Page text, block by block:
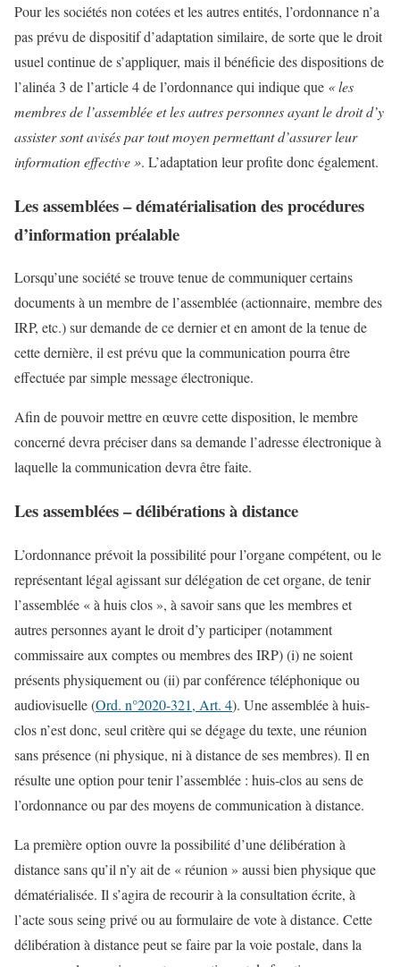
Pour les sociétés non cotées et les autres entités, l’ordonnance n’a
pas prévu de dispositif d’adaptation similaire, de sorte que le droit
usuel continue de s’appliquer, mais il bénéficie des dispositions de
l’alinéa 3 de l’article 4 de l’ordonnance qui indique que « les
membres de l’assemblée et les autres personnes ayant le droit d’y
assister sont avisés par tout moyen permettant d’assurer leur
information effective ». L’adaptation leur profite donc également.
Les assemblées – dématérialisation des procédures
d’information préalable
Lorsqu’une société se trouve tenue de communiquer certains
documents à un membre de l’assemblée (actionnaire, membre des
IRP, etc.) sur demande de ce dernier et en amont de la tenue de
cette dernière, il est prévu que la communication pourra être
effectuée par simple message électronique.
Afin de pouvoir mettre en œuvre cette disposition, le membre
concerné devra préciser dans sa demande l’adresse électronique à
laquelle la communication devra être faite.
Les assemblées – délibérations à distance
L’ordonnance prévoit la possibilité pour l’organe compétent, ou le
représentant légal agissant sur délégation de cet organe, de tenir
l’assemblée « à huis clos », à savoir sans que les membres et
autres personnes ayant le droit d’y participer (notamment
commissaire aux comptes ou membres des IRP) (i) ne soient
présents physiquement ou (ii) par conférence téléphonique ou
audiovisuelle (Ord. n°2020-321, Art. 4). Une assemblée à huis-
clos n’est donc, seul critère qui se dégage du texte, une réunion
sans présence (ni physique, ni à distance de ses membres). Il en
résulte une option pour tenir l’assemblée : huis-clos au sens de
l’ordonnance ou par des moyens de communication à distance.
La première option ouvre la possibilité d’une délibération à
distance sans qu’il n’y ait de « réunion » aussi bien physique que
dématérialisée. Il s’agira de recourir à la consultation écrite, à
l’acte sous seing privé ou au formulaire de vote à distance. Cette
délibération à distance peut se faire par la voie postale, dans la